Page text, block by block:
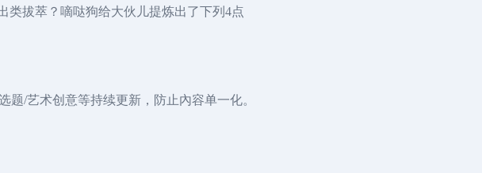
类拔萃？嘀哒狗给大伙儿提炼出了下列4点
/艺术创意等持续更新，防止內容单一化。